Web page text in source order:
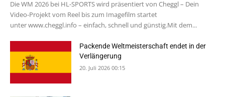
Die WM 2026 bei HL-SPORTS wird präsentiert von Cheggl – Dein
Video-Projekt vom Reel bis zum Imagefilm startet
unter www.cheggl.info – einfach, schnell und günstig.Mit dem...
Packende Weltmeisterschaft endet in der
Verlängerung
20. Juli 2026 00:15